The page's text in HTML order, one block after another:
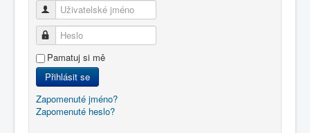
Uživatelské jméno
Heslo
Pamatuj si mě
Přihlásit se
Zapomenuté jméno?
Zapomenuté heslo?